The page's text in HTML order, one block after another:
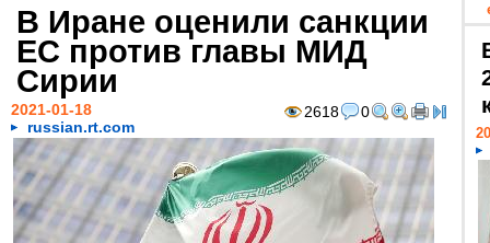
В Иране оценили санкции
ЕС против главы МИД
Сирии
2618 0
2021-01-18
russian.rt.com